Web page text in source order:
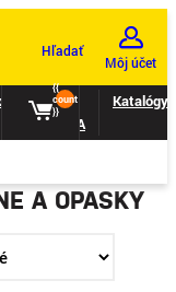
Hľadať
Môj účet
{{
count
}}
II.
TRIEDA
Katalógy
A OPASKY